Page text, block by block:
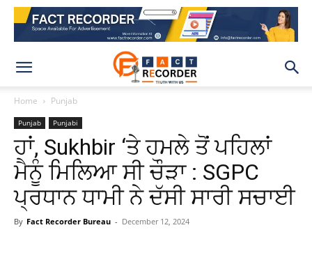
Home Punjab
Punjab Punjabi
ਹਾਂ, Sukhbir ‘ਤੇ ਹਮਲੇ ਤੋਂ ਪਹਿਲਾਂ
ਮੈਨੂੰ ਮਿਲਿਆ ਸੀ ਚੌੜਾ : SGPC
ਪ੍ਰਧਾਨ ਧਾਮੀ ਨੇ ਦੱਸੀ ਸਾਰੀ ਸਚਾਈ
By Fact Recorder Bureau - December 12, 2024